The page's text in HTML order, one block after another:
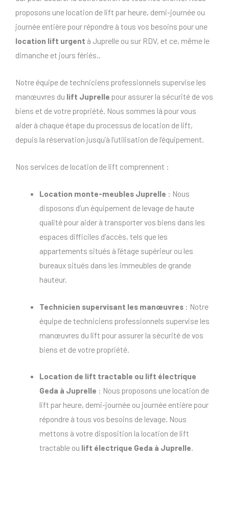
proposons une location de lift par heure, demi-journée ou
journée entière pour répondre à tous vos besoins pour une
location lift urgent à Juprelle ou sur RDV, et ce, même le
dimanche et jours fériés..
Notre équipe de techniciens professionnels supervise les
manœuvres du lift Juprelle pour assurer la sécurité de vos
biens et de votre propriété. Nous sommes là pour vous
aider à chaque étape du processus de location de lift,
depuis la réservation jusqu’à l’utilisation de l’équipement.
Nos services de location de lift comprennent :
Location monte-meubles Juprelle : Nous
disposons d’un équipement de levage de haute
qualité pour aider à transporter vos biens dans les
espaces difficiles d’accès, tels que les
appartements situés à l’étage supérieur ou les
bureaux situés dans les immeubles de grande
hauteur.
Technicien supervisant les manœuvres: Notre
équipe de techniciens professionnels supervise les
manœuvres du lift pour assurer la sécurité de vos
biens et de votre propriété.
Location de lift tractable ou lift électrique
Geda à Juprelle : Nous proposons une location de
lift par heure, demi-journée ou journée entière pour
répondre à tous vos besoins de levage. Nous
mettons à votre disposition la location de lift
tractable ou lift électrique Geda à Juprelle.